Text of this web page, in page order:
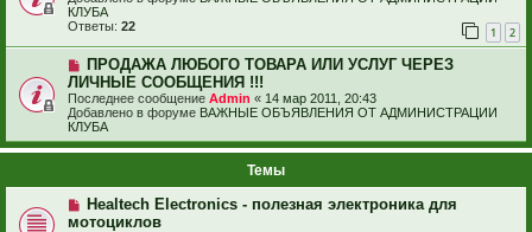
КЛУБА
Ответы: 22 1 2
ПРОДАЖА ЛЮБОГО ТОВАРА ИЛИ УСЛУГ ЧЕРЕЗ
ЛИЧНЫЕ СООБЩЕНИЯ !!!
Последнее сообщение Admin « 14 мар 2011, 20:43
Добавлено в форуме ВАЖНЫЕ ОБЪЯВЛЕНИЯ ОТ АДМИНИСТРАЦИИ
КЛУБА
Темы
Healtech Electronics - полезная электроника для
мотоциклов